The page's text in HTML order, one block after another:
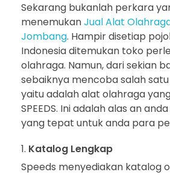
Sekarang bukanlah perkara
menemukanJual Alat
Jombang. Hampir disetiap
Indonesia ditemukan toko
olahraga. Namun, dari sekian
sebaiknya mencoba salah
yaitu adalah alat olahraga
SPEEDS. Ini adalah alas an
yang tepat untuk anda para
Katalog Lengkap
Speeds menyediakan katalog